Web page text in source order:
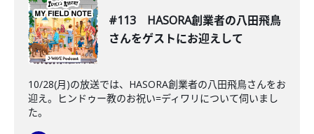
#113 HASORA創業者の八田飛鳥
さんをゲストにお迎えして
10/28(月)の放送では、HASORA創業者の八田飛鳥さんをお
迎え。ヒンドゥー教のお祝い=ディワリについて伺いまし
た。